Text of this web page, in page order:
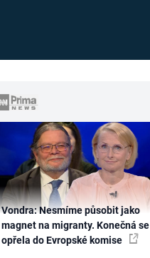
Vondra: Nesmíme působit jako
magnet na migranty. Konečná se
opřela do Evropské komise